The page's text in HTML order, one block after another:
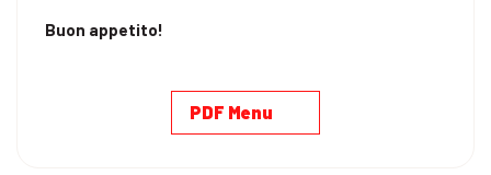
Buon appetito!
PDF Menu